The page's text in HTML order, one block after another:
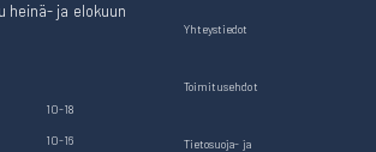
heinä- ja elokuun
10-18
10-16
Yhteystiedot
Toimitusehdot
Tietosuoja- ja